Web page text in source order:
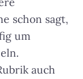
schon sagt,
um
auch